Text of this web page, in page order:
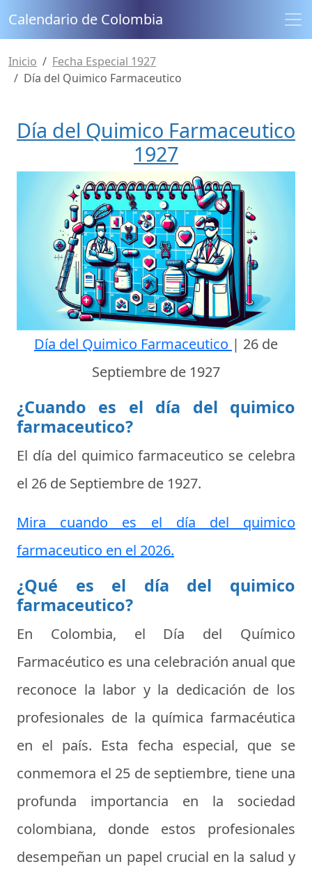
Calendario de Colombia
Inicio
Fecha Especial 1927
Día del Quimico Farmaceutico
Día del Quimico Farmaceutico
1927
Día del Quimico Farmaceutico | 26 de
Septiembre de 1927
¿Cuando es el día del quimico
farmaceutico?
El día del quimico farmaceutico se celebra
el 26 de Septiembre de 1927.
Mira cuando es el día del quimico
farmaceutico en el 2026.
¿Qué es el día del quimico
farmaceutico?
En Colombia, el Día del Químico
Farmacéutico es una celebración anual que
reconoce la labor y la dedicación de los
profesionales de la química farmacéutica
en el país. Esta fecha especial, que se
conmemora el 25 de septiembre, tiene una
profunda importancia en la sociedad
colombiana, donde estos profesionales
desempeñan un papel crucial en la salud y